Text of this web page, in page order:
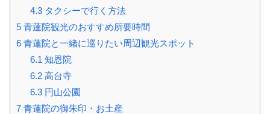
4.3タクシーで行く方法
5 青蓮院観光のおすすめ所要時間
6 青蓮院と一緒に巡りたい周辺観光スポット
6.1 知恩院
6.2高台寺
6.3円山公園
7 青蓮院の御朱印・お土産